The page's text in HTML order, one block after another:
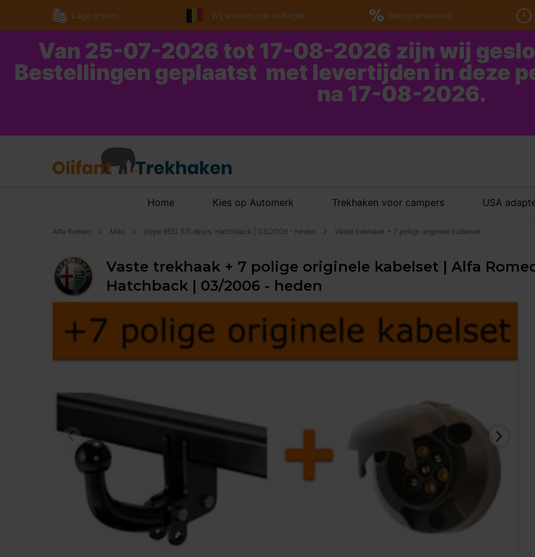
Lage prijzen Wij leveren ook in België Bedrijvenkorting
Van 25-07-2026 tot 17-08-2026 zijn wij
Bestellingen geplaatst met levertijden in deze
na 17-08-2026.
Home Kies op Automerk Trekhaken voor campers USA
Alfa Romeo Mito (type 955) 3/5 deurs, Hatchback | 03/2006 - heden Vaste trekhaak + 7 polige originele kabelset
Vaste trekhaak + 7 polige originele kabelset | Alfa
Hatchback | 03/2006 - heden